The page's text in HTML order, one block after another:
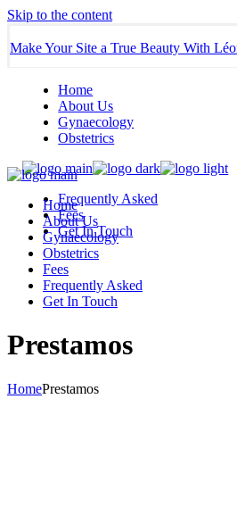
Skip to the content
Make Your Site a True Beauty With
Home
About Us
Gynaecology
Obstetrics
Frequently Asked
Fees
Get In Touch
Home
About Us
Gynaecology
Obstetrics
Fees
Frequently Asked
Get In Touch
Prestamos
HomePrestamos